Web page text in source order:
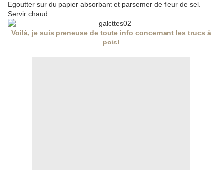
Egoutter sur du papier absorbant et parsemer de fleur de sel.
Servir chaud.
Voilà, je suis preneuse de toute info concernant les trucs à
pois!